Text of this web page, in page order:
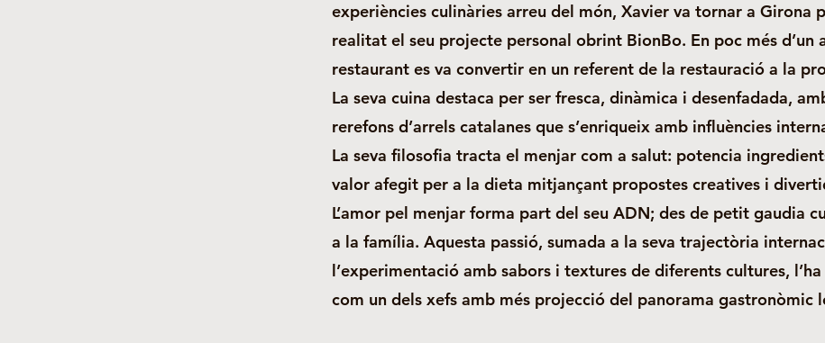
experiències culinàries arreu del món, Xavier va tornar a Girona
realitat el seu projecte personal obrint BionBo. En poc més d’un
restaurant es va convertir en un referent de la restauració a la
La seva cuina destaca per ser fresca, dinàmica i desenfadada,
rerefons d’arrels catalanes que s’enriqueix amb influències
La seva filosofia tracta el menjar com a salut: potencia
valor afegit per a la dieta mitjançant propostes creatives i
L’amor pel menjar forma part del seu ADN; des de petit gaudia
a la família. Aquesta passió, sumada a la seva trajectòria
l’experimentació amb sabors i textures de diferents cultures,
com un dels xefs amb més projecció del panorama gastronòmic